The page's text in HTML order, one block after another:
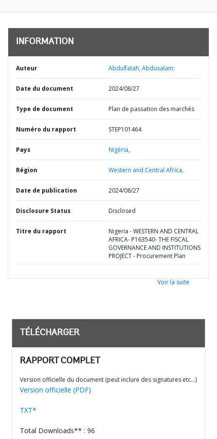
INFORMATION
Auteur Abdulfatah, Abdusalam;
Date du document 2024/08/27
Type de document Plan de passation des marchés
Numéro du rapport STEP101464
Pays Nigéria,
Région Western and Central Africa,
Date de publication 2024/08/27
Disclosure Status Disclosed
Titre du rapport
Nigeria - WESTERN AND CENTRAL
AFRICA- P163540- THE FISCAL
GOVERNANCE AND INSTITUTIONS
PROJECT - Procurement Plan
Voir la suite
TÉLÉCHARGER
RAPPORT COMPLET
Version officielle du document (peut inclure des signatures etc…)
Version officielle (PDF)
TXT*
Total Downloads** : 96